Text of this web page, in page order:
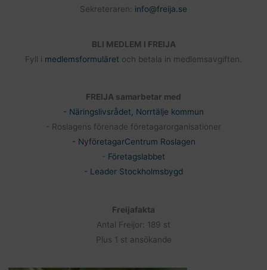
Sekreteraren: info@freija.se
BLI MEDLEM I FREIJA
Fyll i medlemsformuläret och betala in medlemsavgiften.
FREIJA samarbetar med
- Näringslivsrådet, Norrtälje kommun
- Roslagens förenade företagarorganisationer
- NyföretagarCentrum Roslagen
Företagslabbet
- Leader Stockholmsbygd
Freijafakta
Antal Freijor: 189 st
Plus 1 st ansökande